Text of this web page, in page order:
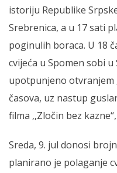
istoriju Republike
Srebrenica, a u 17 sati
poginulih boraca. U 18
cvijeća u Spomen sobi
upotpunjeno otvranjem
časova, uz nastup
filma ‚‚Zločin bez
Sreda, 9. jul donosi
planirano je polaganje